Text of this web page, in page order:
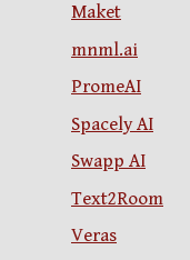
Maket
mnml.ai
PromeAI
Spacely AI
Swapp AI
Text2Room
Veras